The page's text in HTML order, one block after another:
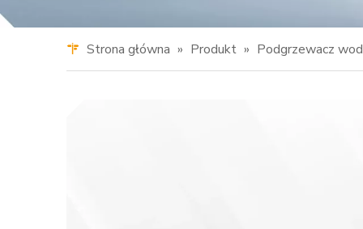
Strona główna » Produkt » Podgrzewacz